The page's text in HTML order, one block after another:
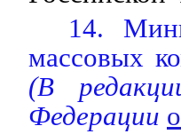
14.
массовых
(В
Федерации